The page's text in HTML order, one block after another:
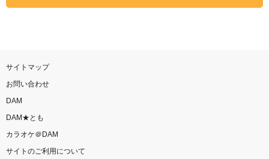
サイトマップ
お問い合わせ
DAM
DAM★とも
カラオケ＠DAM
サイトのご利用について